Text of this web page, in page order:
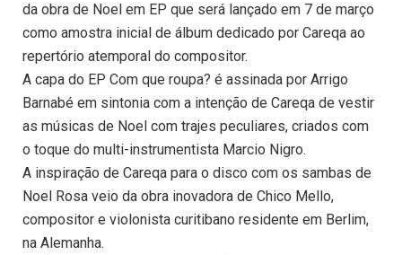
da obra de Noel em EP que será lançado em 7 de março
como amostra inicial de álbum dedicado por Careqa ao
repertório atemporal do compositor.
A capa do EP Com que roupa? é assinada por Arrigo
Barnabé em sintonia com a intenção de Careqa de vestir
as músicas de Noel com trajes peculiares, criados com
o toque do multi-instrumentista Marcio Nigro.
A inspiração de Careqa para o disco com os sambas de
Noel Rosa veio da obra inovadora de Chico Mello,
compositor e violonista curitibano residente em Berlim,
na Alemanha.